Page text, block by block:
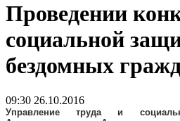
Проведении
социальной
бездомных
09:30 26.10.2016
Управление труда и